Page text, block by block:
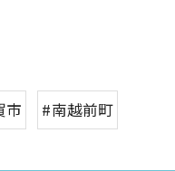
市 #南越前町